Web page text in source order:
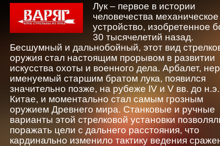
Лук – первое в истории
человечества механическое
устройство, изобретенное
30 тысячелетий назад.
Бесшумный и дальнобойный, этот вид
оружия стал настоящим прорывом в развитии
искусства охоты и военного дела. Арбалет,
именуемый старшим братом лука, появился
значительно позже, на рубеже IV и V вв. до
Китае, и моментально стал самым грозным
оружием Древнего мира. Станковые и ручные
варианты этой стрелковой установки
поражать цели с дальнего расстояния, что
кардинально изменило тактику ведения